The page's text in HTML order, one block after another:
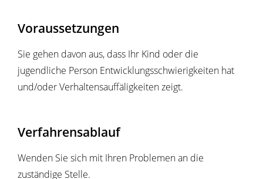
Voraussetzungen
Sie gehen davon aus, dass Ihr Kind oder die
jugendliche Person Entwicklungsschwierigkeiten hat
und/oder Verhaltensauffäligkeiten zeigt.
Verfahrensablauf
Wenden Sie sich mit Ihren Problemen an die
zuständige Stelle.